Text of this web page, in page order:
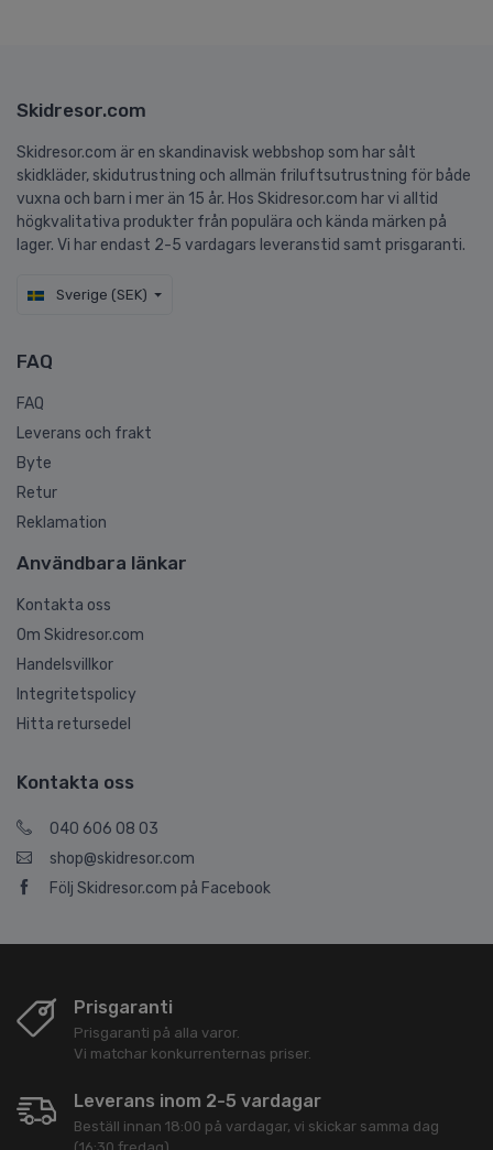
Skidresor.com
Skidresor.com är en skandinavisk webbshop som har sålt
skidkläder, skidutrustning och allmän friluftsutrustning för både
vuxna och barn i mer än 15 år. Hos Skidresor.com har vi alltid
högkvalitativa produkter från populära och kända märken på
lager. Vi har endast 2-5 vardagars leveranstid samt prisgaranti.
Sverige (SEK)
FAQ
FAQ
Leverans och frakt
Byte
Retur
Reklamation
Användbara länkar
Kontakta oss
Om Skidresor.com
Handelsvillkor
Integritetspolicy
Hitta retursedel
Kontakta oss
040 606 08 03
shop@skidresor.com
Följ Skidresor.com på Facebook
Prisgaranti
Prisgaranti på alla varor.
Vi matchar konkurrenternas priser.
Leverans inom 2-5 vardagar
Beställ innan 18:00 på vardagar, vi skickar samma dag